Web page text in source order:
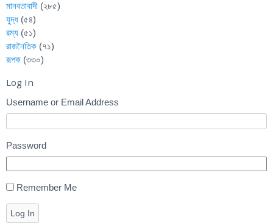
মানবতাবাদী (২৮৫)
যুদ্ধ (৫৪)
রম্য (৫১)
রাজনৈতিক (৭১)
রূপক (৩৩০)
Log In
Username or Email Address
Password
Remember Me
Log In